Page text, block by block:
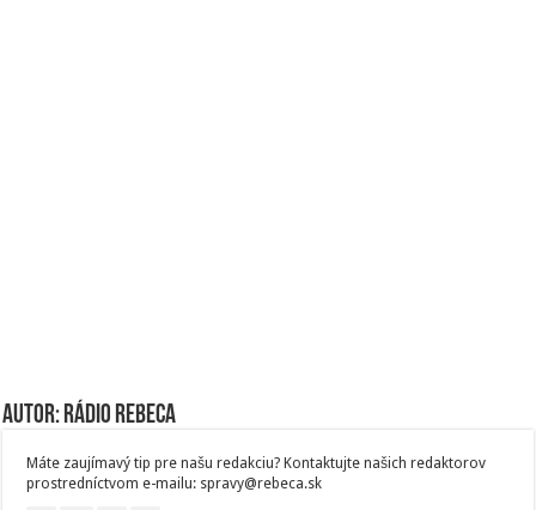
Autor: Rádio Rebeca
Máte zaujímavý tip pre našu redakciu? Kontaktujte našich redaktorov
prostredníctvom e-mailu: spravy@rebeca.sk